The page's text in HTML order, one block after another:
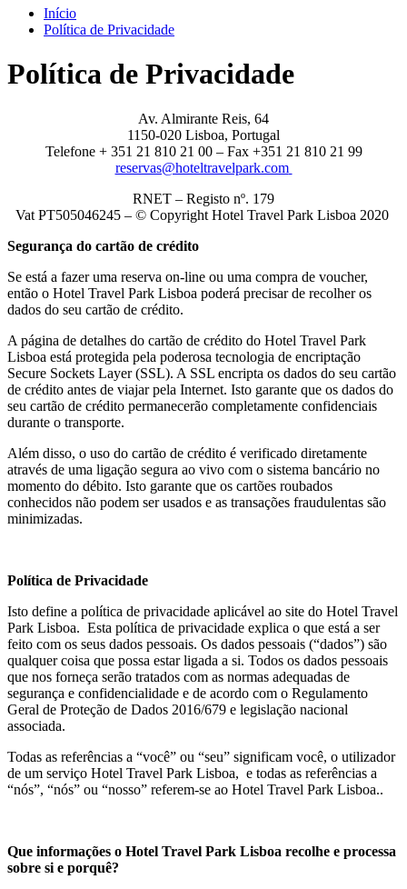
Início
Política de Privacidade
Política de Privacidade
Av. Almirante Reis, 64
1150-020 Lisboa, Portugal
Telefone + 351 21 810 21 00 – Fax +351 21 810 21 99
reservas@hoteltravelpark.com
RNET – Registo nº. 179
Vat PT505046245 – © Copyright Hotel Travel Park Lisboa 2020
Segurança do cartão de crédito
Se está a fazer uma reserva on-line ou uma compra de voucher,
então o Hotel Travel Park Lisboa poderá precisar de recolher os
dados do seu cartão de crédito.
A página de detalhes do cartão de crédito do Hotel Travel Park
Lisboa está protegida pela poderosa tecnologia de encriptação
Secure Sockets Layer (SSL). A SSL encripta os dados do seu cartão
de crédito antes de viajar pela Internet. Isto garante que os dados do
seu cartão de crédito permanecerão completamente confidenciais
durante o transporte.
Além disso, o uso do cartão de crédito é verificado diretamente
através de uma ligação segura ao vivo com o sistema bancário no
momento do débito. Isto garante que os cartões roubados
conhecidos não podem ser usados e as transações fraudulentas são
minimizadas.
Política de Privacidade
Isto define a política de privacidade aplicável ao site do Hotel Travel
Park Lisboa. Esta política de privacidade explica o que está a ser
feito com os seus dados pessoais. Os dados pessoais (“dados”) são
qualquer coisa que possa estar ligada a si. Todos os dados pessoais
que nos forneça serão tratados com as normas adequadas de
segurança e confidencialidade e de acordo com o Regulamento
Geral de Proteção de Dados 2016/679 e legislação nacional
associada.
Todas as referências a “você” ou “seu” significam você, o utilizador
de um serviço Hotel Travel Park Lisboa, e todas as referências a
“nós”, “nós” ou “nosso” referem-se ao Hotel Travel Park Lisboa..
Que informações o Hotel Travel Park Lisboa recolhe e processa
sobre si e porquê?